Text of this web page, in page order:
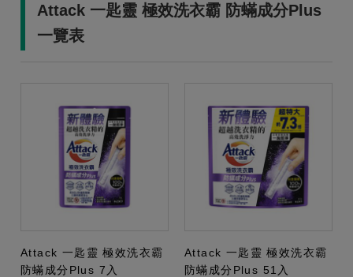
Attack 一匙靈 極效洗衣霸 防蟎成分Plus
一覽表
Attack 一匙靈 極效洗衣霸
防蟎成分Plus 7入
Attack 一匙靈 極效洗衣霸
防蟎成分Plus 51入